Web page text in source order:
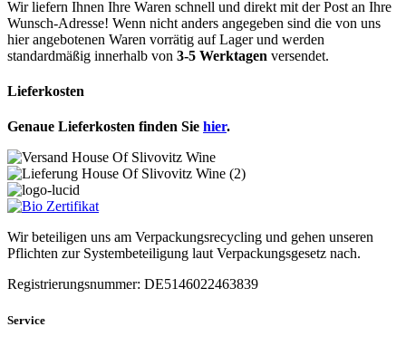
Wir liefern Ihnen Ihre Waren schnell und direkt mit der Post an Ihre
Wunsch-Adresse! Wenn nicht anders angegeben sind die von uns
hier angebotenen Waren vorrätig auf Lager und werden
standardmäßig innerhalb von 3-5 Werktagen versendet.
Lieferkosten
Genaue Lieferkosten finden Sie hier.
Wir beteiligen uns am Verpackungsrecycling und gehen unseren
Pflichten zur Systembeteiligung laut Verpackungsgesetz nach.
Registrierungsnummer: DE5146022463839
Service